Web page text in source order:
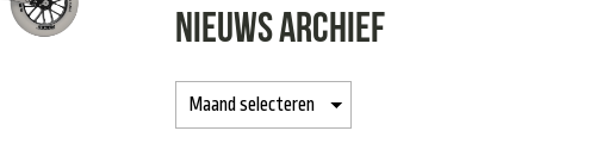
NIEUWS ARCHIEF